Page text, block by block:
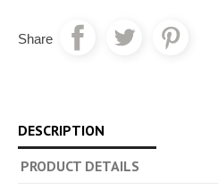
Share
DESCRIPTION
PRODUCT DETAILS